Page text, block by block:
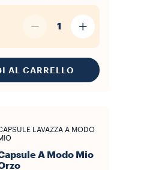
1
AL CARRELLO
LAVAZZA A MODO
A Modo Mio